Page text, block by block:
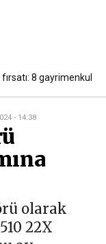
8 gayrimenkul
- 14:38
olarak
22X